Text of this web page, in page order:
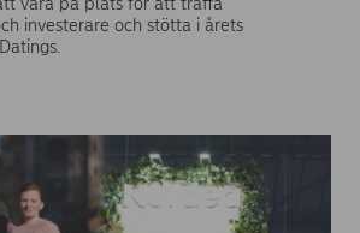
investerare och stötta i årets